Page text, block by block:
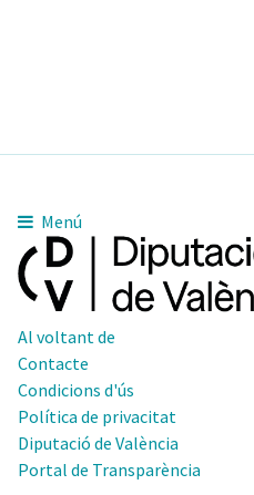
Menú
Al voltant de
Contacte
Condicions d'ús
Política de privacitat
Diputació de València
Portal de Transparència